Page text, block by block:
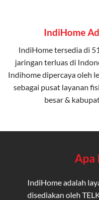
IndiHome
IndiHome tersedia di
jaringan terluas di
Indihome dipercaya oleh
sebagai pusat layanan
besar &
Apa
IndiHome adalah
disediakan oleh